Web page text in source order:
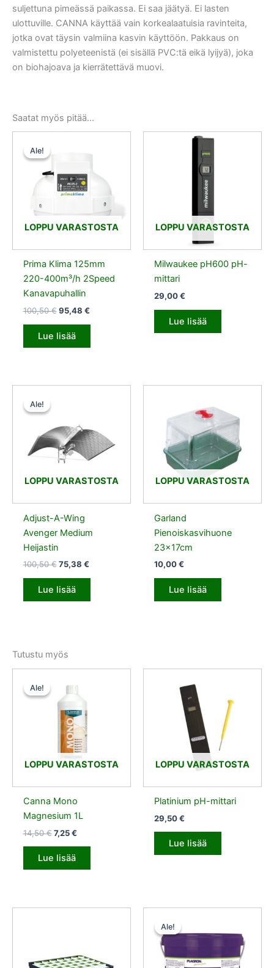
suljettuna pimeässä paikassa. Ei saa jäätyä. Ei lasten
ulottuville. CANNA käyttää vain korkealaatuisia ravinteita,
jotka ovat täysin valmiina kasvin käyttöön. Pakkaus on
valmistettu polyeteenistä (ei sisällä PVC:tä eikä lyijyä), joka
on biohajoava ja kierrätettävä muovi.
Saatat myös pitää...
Ale!
LOPPU VARASTOSTA
Ale!
Prima Klima 125mm
220-400m³/h 2Speed
Kanavapuhallin
100,50€ 95,48 €
on:
Lue lisää
LOPPU VARASTOSTA
Milwaukee pH600 pH-
mittari
29,00€
Lue lisää
Ale!
LOPPU VARASTOSTA
Ale!
Adjust-A-Wing
Avenger Medium
Heijastin
100,50€ 75,38 €
Lue lisää
LOPPU VARASTOSTA
Garland
Pienoiskasvihuone
23x17cm
10,00€
Lue lisää
Tutustu myös
Ale!
LOPPU VARASTOSTA
Ale!
Canna Mono
Magnesium 1L
14,50€
hinta
14,50 €.
7,25€
7,25 €.
Lue lisää
LOPPU VARASTOSTA
Platinium pH-mittari
29,50€
Lue lisää
Ale!
Ale!
oli:
on:
28,35 €.